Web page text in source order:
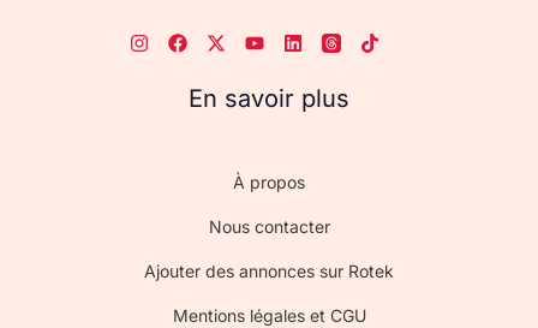
En savoir plus
À propos
Nous contacter
Ajouter des annonces sur Rotek
Mentions légales et CGU